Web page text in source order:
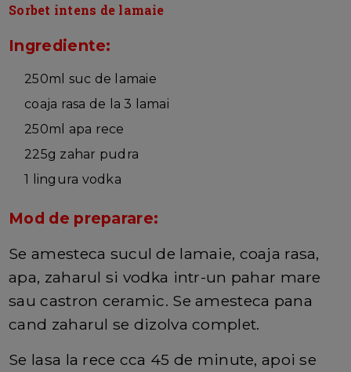
Sorbet intens de lamaie
Ingrediente:
250ml suc de lamaie
coaja rasa de la 3 lamai
250ml apa rece
225g zahar pudra
1 lingura vodka
Mod de preparare:
Se amesteca sucul de lamaie, coaja rasa,
apa, zaharul si vodka intr-un pahar mare
sau castron ceramic. Se amesteca pana
cand zaharul se dizolva complet.
Se lasa la rece cca 45 de minute, apoi se